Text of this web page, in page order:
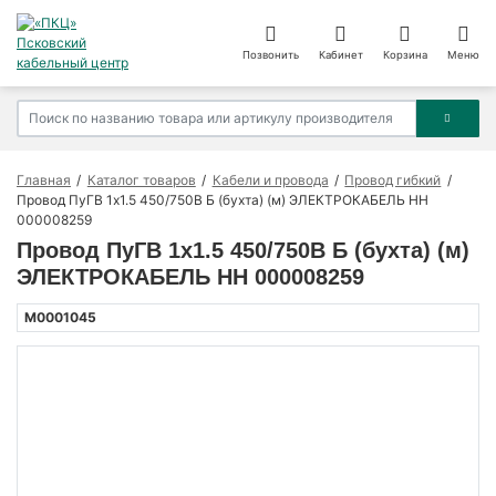
Позвонить Кабинет Корзина Меню
Главная Каталог товаров Кабели и провода
Провод гибкий
Провод ПуГВ 1х1.5 450/750В Б (бухта) (м) ЭЛЕКТРОКАБЕЛЬ НН
000008259
Провод ПуГВ 1х1.5 450/750В Б (бухта) (м)
ЭЛЕКТРОКАБЕЛЬ НН 000008259
M0001045